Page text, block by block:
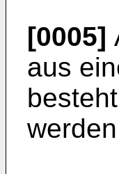
[0005]
aus